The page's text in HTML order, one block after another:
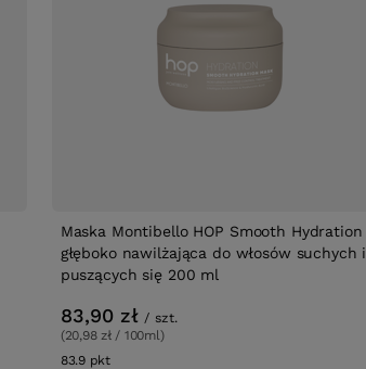
Maska Montibello HOP Smooth Hydration
głęboko nawilżająca do włosów suchych i
puszących się 200 ml
83,90 zł / szt.
(20,98 zł / 100ml)
83.9 pktpunktów